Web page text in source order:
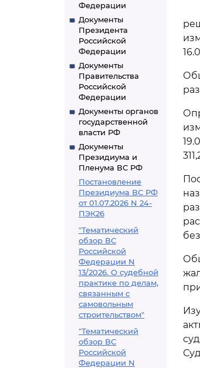
Федерации
Документы
Президента
Российской
Федерации
Документы
Правительства
Российской
Федерации
Документы органов
государственной
власти РФ
Документы
Президиума и
Пленума ВС РФ
Постановление
Президиума ВС РФ
от 01.07.2026 N 24-
ПЭК26
"Тематический
обзор ВС
Российской
Федерации N
13/2026. О судебной
практике по делам,
связанным с
самовольным
строительством"
"Тематический
обзор ВС
Российской
Федерации N